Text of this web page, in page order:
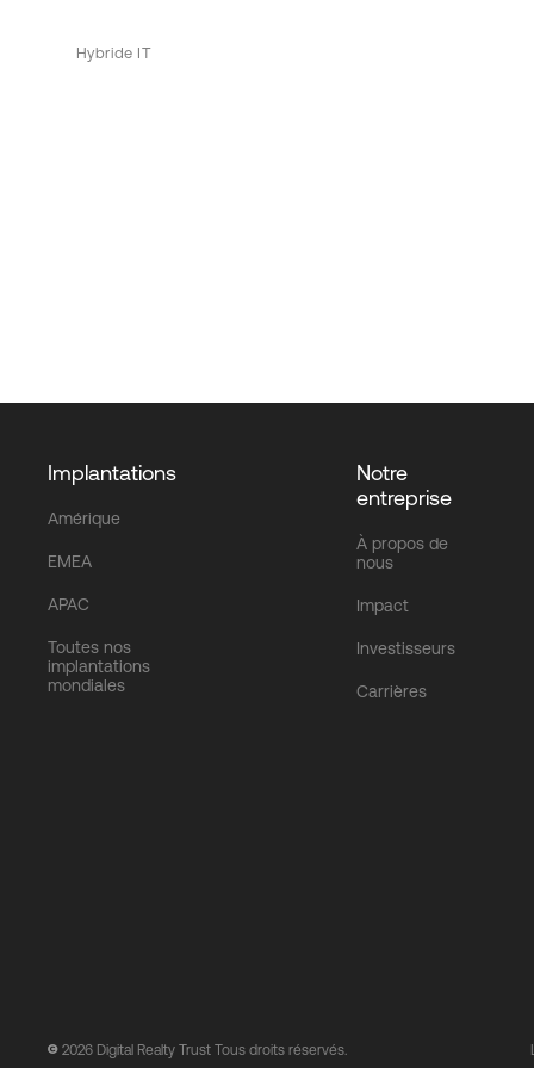
Hybride IT
Implantations
Amérique
EMEA
APAC
Toutes nos
implantations
mondiales
Notre
entreprise
À propos de
nous
Impact
Investisseurs
Carrières
2026 Digital Realty Trust Tous droits réservés.